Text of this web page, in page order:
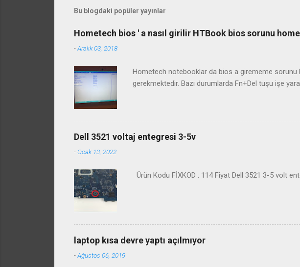
Bu blogdaki popüler yayınlar
Hometech bios ' a nasıl girilir HTBook bios sorunu
-Aralık 03, 2018
Hometech notebooklar da bios a girememe sorunu
gerekmektedir. Bazı durumlarda Fn+Del tuşu işe
Dell 3521 voltaj entegresi 3-5v
-Ocak 13, 2022
Ürün Kodu FİXKOD : 114 Fiyat Dell 3521 3-5 volt
laptop kısa devre yaptı açılmıyor
-Ağustos 06, 2019